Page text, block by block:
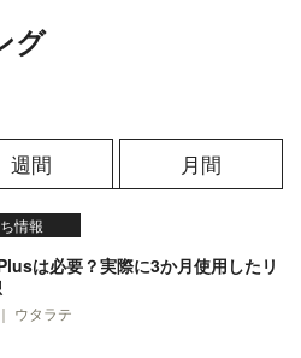
グ
週間 月間
情報
は必要？実際に3か月使用したリ
ウタラテ